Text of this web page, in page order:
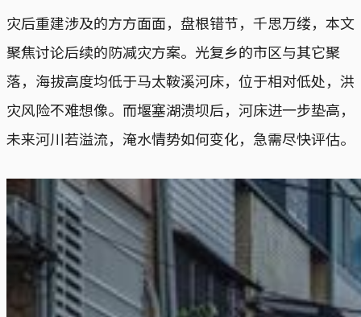
灾后重建涉及的方方面面，盘根错节，千思万缕，本文
聚焦讨论后续的防减灾方案。光复乡的市区与其它聚
落，海拔高度均低于马太鞍溪河床，位于相对低处，洪
灾风险不难想像。而堰塞湖溃坝后，河床进一步垫高，
未来河川若溢流，淹水情势如何变化，急需尽快评估。